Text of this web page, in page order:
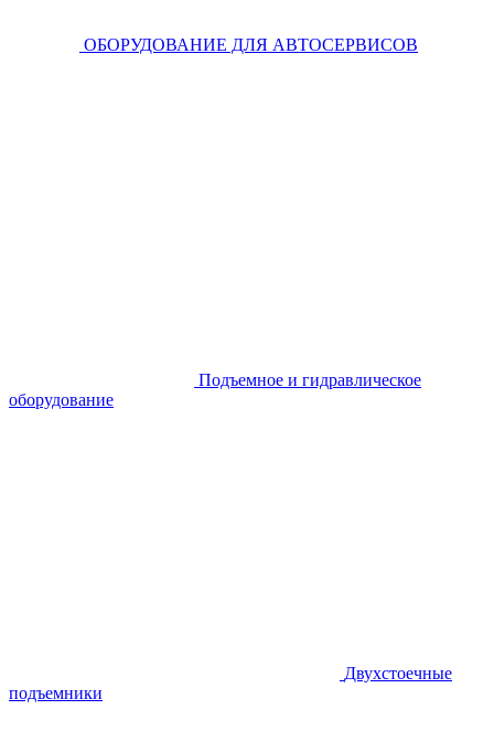
ОБОРУДОВАНИЕ ДЛЯ АВТОСЕРВИСОВ
Подъемное и гидравлическое
оборудование
Двухстоечные
подъемники